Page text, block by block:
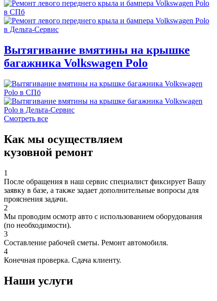
Вытягивание вмятины на крышке
багажника Volkswagen Polo
Смотреть все
Как мы осуществляем
кузовной ремонт
1
После обращения в наш сервис специалист фиксирует Вашу
заявку в базе, а также задает дополнительные вопросы для
прояснения задачи.
2
Мы проводим осмотр авто с использованием оборудования
(по необходимости).
3
Составление рабочей сметы. Ремонт автомобиля.
4
Конечная проверка. Сдача клиенту.
Наши услуги